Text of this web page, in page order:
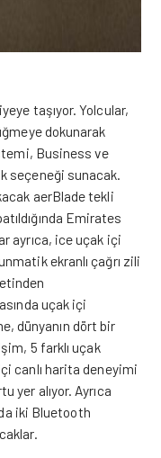
taşıyor. Yolcular,
dokunarak
Business ve
seçeneği sunacak.
aerBlade tekli
Emirates
ayrıca, ice uçak içi
ekranlı çağrı zili
uçak içi
dünyanın dört bir
5 farklı uçak
canlı harita deneyimi
yer alıyor. Ayrıca
iki Bluetooth